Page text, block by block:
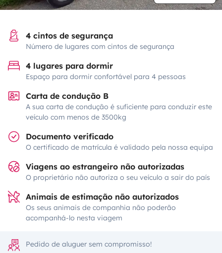
4 cintos de segurança
Número de lugares com cintos de segurança
4 lugares para dormir
Espaço para dormir confortável para 4 pessoas
Carta de condução B
A sua carta de condução é suficiente para conduzir este
veículo com menos de 3500kg
Documento verificado
O certificado de matrícula é validado pela nossa equipa
Viagens ao estrangeiro não autorizadas
O proprietário não autoriza o seu veículo a sair do país
Animais de estimação não autorizados
Os seus animais de companhia não poderão
acompanhá-lo nesta viagem
Pedido de aluguer sem compromisso!